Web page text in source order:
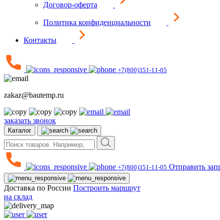
Договор-оферта
Политика конфиденциальности
Контакты
+7(800)351-11-05
zakaz@bautemp.ru
заказать звонок
Каталог
+7(800)351-11-05 Отправить
Доставка по России Построить маршрут
на склад